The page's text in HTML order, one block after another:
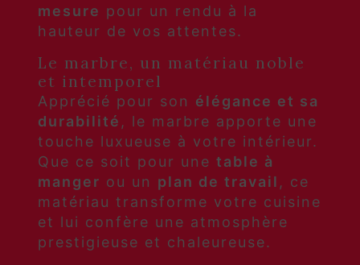
mesure pour un rendu à la
hauteur de vos attentes.
Le marbre, un matériau noble
et intemporel
Apprécié pour son élégance et sa
durabilité , le marbre apporte une
touche luxueuse à votre intérieur.
Que ce soit pour une table à
manger ou un plan de travail , ce
matériau transforme votre cuisine
et lui confère une atmosphère
prestigieuse et chaleureuse.